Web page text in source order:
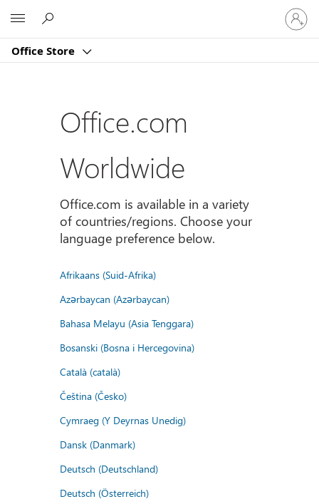
Office Store
Sign
in
to
account
Office.com
Worldwide
Office.com is available in a variety
of countries/regions. Choose your
language preference below.
Afrikaans (Suid-Afrika)
Azərbaycan (Azərbaycan)
Bahasa Melayu (Asia Tenggara)
Bosanski (Bosna i Hercegovina)
Català (català)
Čeština (Česko)
Cymraeg (Y Deyrnas Unedig)
Dansk (Danmark)
Deutsch (Deutschland)
Deutsch (Österreich)